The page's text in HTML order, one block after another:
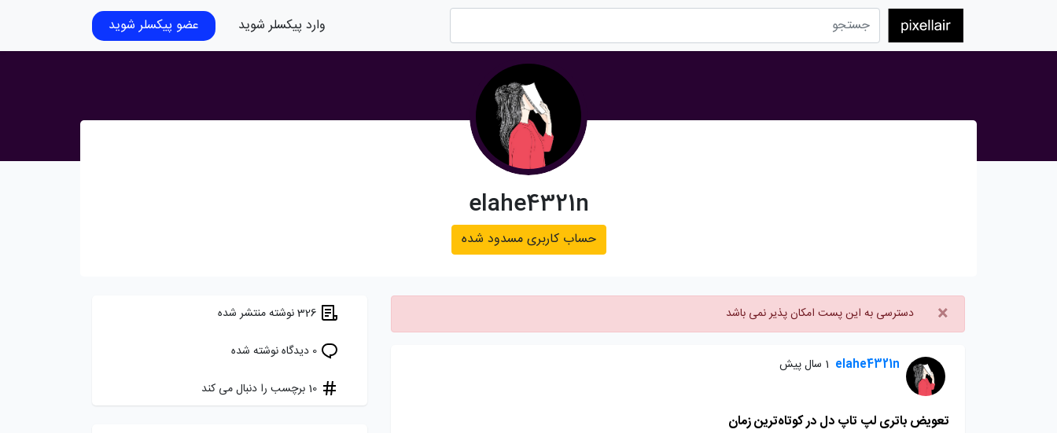
وارد پیکسلر شوید عضو پیکسلر شوید
elahe4321n
حساب کاربری مسدود شده
× دسترسی به این پست امکان پذیر نمی باشد
elahe4321n 1 سال پیش
تعویض باتری لپ تاپ دل در کوتاه‌ترین زمان